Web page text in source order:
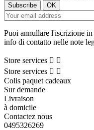
Puoi annullare l'iscrizione
info di contatto nelle note
Store services  
Store services  
Colis paquet cadeaux
Sur demande
Livraison
à domicile
Contactez nous
0495326269